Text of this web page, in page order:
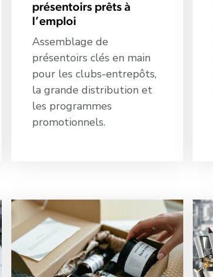
présentoirs prêts à
l’emploi
Assemblage de
présentoirs clés en main
pour les clubs-entrepôts,
la grande distribution et
les programmes
promotionnels.